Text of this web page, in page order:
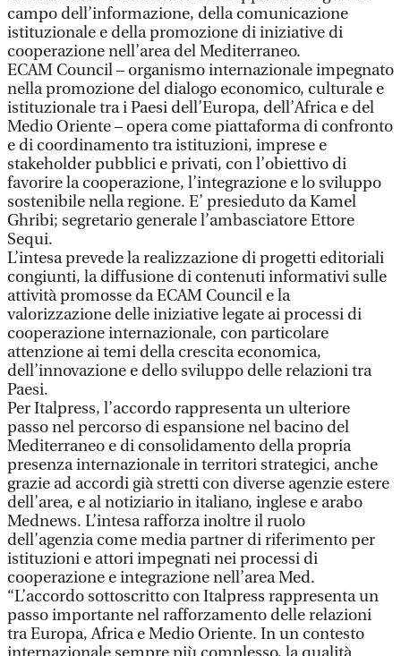
campo dell’informazione, della comunicazione
istituzionale e della promozione di iniziative di
cooperazione nell’area del Mediterraneo.
ECAM Council – organismo internazionale impegnato
nella promozione del dialogo economico, culturale e
istituzionale tra i Paesi dell’Europa, dell’Africa e del
Medio Oriente – opera come piattaforma di confronto
e di coordinamento tra istituzioni, imprese e
stakeholder pubblici e privati, con l’obiettivo di
favorire la cooperazione, l’integrazione e lo sviluppo
sostenibile nella regione. E’ presieduto da Kamel
Ghribi; segretario generale l’ambasciatore Ettore
Sequi.
L’intesa prevede la realizzazione di progetti editoriali
congiunti, la diffusione di contenuti informativi sulle
attività promosse da ECAM Council e la
valorizzazione delle iniziative legate ai processi di
cooperazione internazionale, con particolare
attenzione ai temi della crescita economica,
dell’innovazione e dello sviluppo delle relazioni tra
Paesi.
Per Italpress, l’accordo rappresenta un ulteriore
passo nel percorso di espansione nel bacino del
Mediterraneo e di consolidamento della propria
presenza internazionale in territori strategici, anche
grazie ad accordi già stretti con diverse agenzie estere
dell’area, e al notiziario in italiano, inglese e arabo
Mednews. L’intesa rafforza inoltre il ruolo
dell’agenzia come media partner di riferimento per
istituzioni e attori impegnati nei processi di
cooperazione e integrazione nell’area Med.
“L’accordo sottoscritto con Italpress rappresenta un
passo importante nel rafforzamento delle relazioni
tra Europa, Africa e Medio Oriente. In un contesto